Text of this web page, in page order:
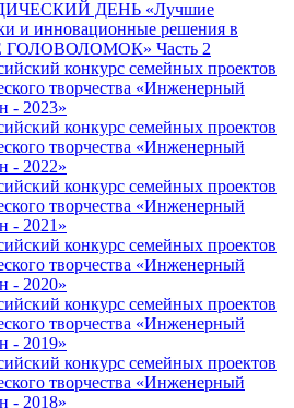
ДЕНЬ «Лучшие
и инновационные решения в
ГОЛОВОЛОМОК» Часть 2
конкурс семейных проектов
творчества «Инженерный
- 2023»
конкурс семейных проектов
творчества «Инженерный
- 2022»
конкурс семейных проектов
творчества «Инженерный
- 2021»
конкурс семейных проектов
творчества «Инженерный
- 2020»
конкурс семейных проектов
творчества «Инженерный
- 2019»
конкурс семейных проектов
творчества «Инженерный
- 2018»